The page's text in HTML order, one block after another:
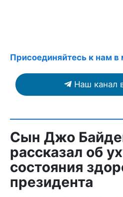
Присоединяйтесь к нам
Наш канал
Сын Джо
рассказал об
состояния
президента